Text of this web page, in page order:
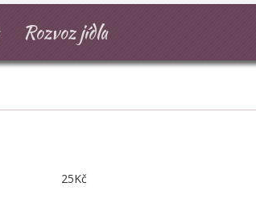
Rozvoz jídla
25Kč